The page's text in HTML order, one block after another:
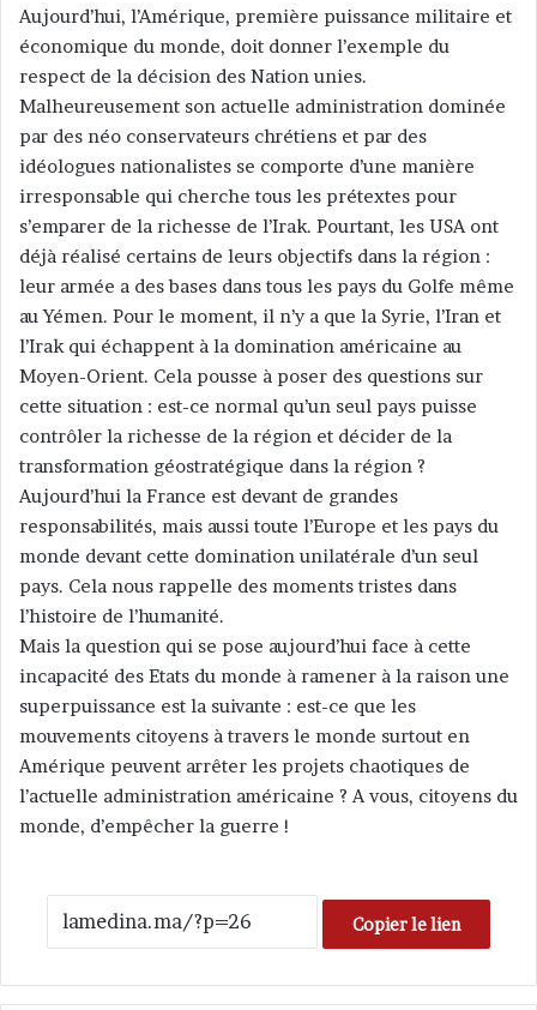
Aujourd’hui, l’Amérique, première puissance militaire et
économique du monde, doit donner l’exemple du
respect de la décision des Nation unies.
Malheureusement son actuelle administration dominée
par des néo conservateurs chrétiens et par des
idéologues nationalistes se comporte d’une manière
irresponsable qui cherche tous les prétextes pour
s’emparer de la richesse de l’Irak. Pourtant, les USA ont
déjà réalisé certains de leurs objectifs dans la région :
leur armée a des bases dans tous les pays du Golfe même
au Yémen. Pour le moment, il n’y a que la Syrie, l’Iran et
l’Irak qui échappent à la domination américaine au
Moyen-Orient. Cela pousse à poser des questions sur
cette situation : est-ce normal qu’un seul pays puisse
contrôler la richesse de la région et décider de la
transformation géostratégique dans la région ?
Aujourd’hui la France est devant de grandes
responsabilités, mais aussi toute l’Europe et les pays du
monde devant cette domination unilatérale d’un seul
pays. Cela nous rappelle des moments tristes dans
l’histoire de l’humanité.
Mais la question qui se pose aujourd’hui face à cette
incapacité des Etats du monde à ramener à la raison une
superpuissance est la suivante : est-ce que les
mouvements citoyens à travers le monde surtout en
Amérique peuvent arrêter les projets chaotiques de
l’actuelle administration américaine ? A vous, citoyens du
monde, d’empêcher la guerre !
Copier le lien